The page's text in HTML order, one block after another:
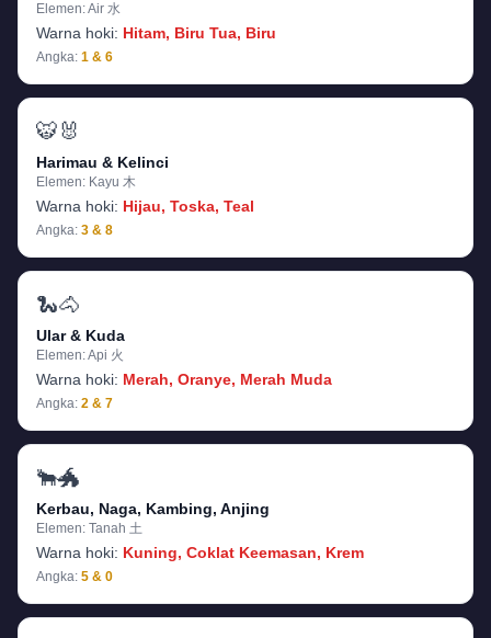
Elemen:Air 水
Warna hoki: Hitam, Biru Tua, Biru
Angka: 1 & 6
🐯🐰
Harimau & Kelinci
Elemen: Kayu 木
Warna hoki: Hijau, Toska, Teal
Angka: 3 & 8
🐍🐴
Ular & Kuda
Elemen:Api 火
Warna hoki: Merah, Oranye, Merah Muda
Angka: 2 & 7
🐂🐲
Kerbau, Naga, Kambing, Anjing
Elemen: Tanah 土
Warna hoki: Kuning, Coklat Keemasan, Krem
Angka: 5 & 0